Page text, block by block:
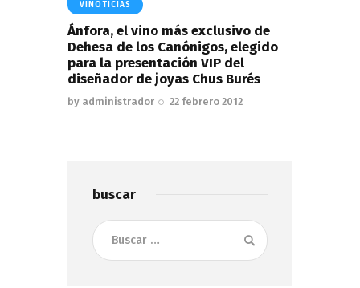
VINOTICIAS
Ánfora, el vino más exclusivo de
Dehesa de los Canónigos, elegido
para la presentación VIP del
diseñador de joyas Chus Burés
by administrador 22 febrero 2012
buscar
Buscar: